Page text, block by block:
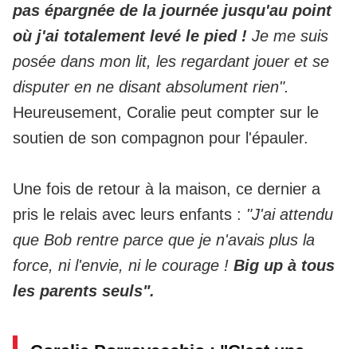
pas épargnée de la journée jusqu'au point
où j'ai totalement levé le pied ! Je me suis
posée dans mon lit, les regardant jouer et se
disputer en ne disant absolument rien".
Heureusement, Coralie peut compter sur le
soutien de son compagnon pour l'épauler.
Une fois de retour à la maison, ce dernier a
pris le relais avec leurs enfants : "J'ai attendu
que Bob rentre parce que je n'avais plus la
force, ni l'envie, ni le courage ! Big up à tous
les parents seuls".